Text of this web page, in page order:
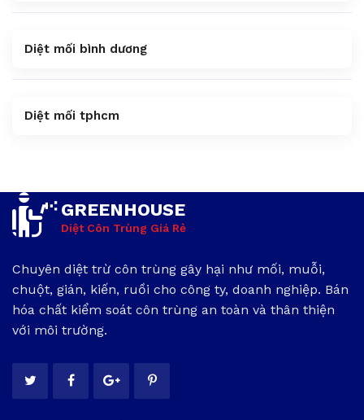
Diệt mối bình dương
Diệt mối tphcm
GREENHOUSE
Diệt Côn Trùng Giá Rẻ
Chuyên diệt trừ côn trùng gây hại như mối, muỗi,
chuột, gián, kiến, ruồi cho công ty, doanh nghiệp. Bán
hóa chất kiểm soát côn trùng an toàn và thân thiện
với môi trường.